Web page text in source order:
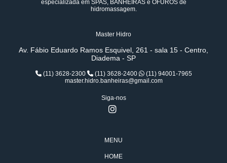
especializada em SPAS, BANHEIRAS e ÔFUROS de
hidromassagem.
Master Hidro
Av. Fábio Eduardo Ramos Esquivel, 261 - sala 15 - Centro,
Diadema - SP
(11) 3628-2300 (11) 3628-2400
(11) 94001-7965
master.hidro.banheiras@gmail.com
Siga-nos
MENU
HOME